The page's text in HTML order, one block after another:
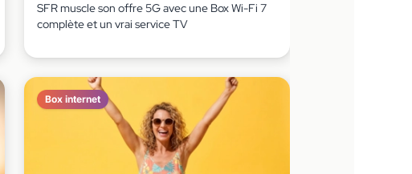
SFR muscle son offre 5G avec une Box Wi-Fi 7
complète et un vrai service TV
Box internet